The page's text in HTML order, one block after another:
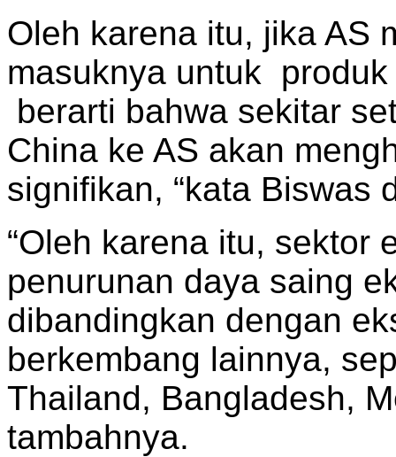
Oleh karena itu, jika AS
masuknya untuk
berarti bahwa sekitar
China ke AS akan
signifikan, “kata Biswas
“Oleh karena itu, sektor
penurunan daya saing
dibandingkan dengan
berkembang lainnya,
Thailand, Bangladesh,
tambahnya.